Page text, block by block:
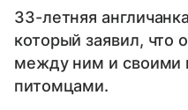
33-летняя
который заявил, что
между ним и своими
питомцами.